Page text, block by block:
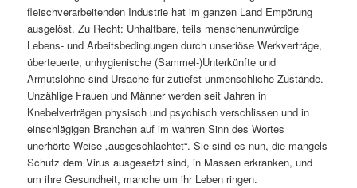
fleischverarbeitenden Industrie hat im ganzen Land Empörung
ausgelöst. Zu Recht: Unhaltbare, teils menschenunwürdige
Lebens- und Arbeitsbedingungen durch unseriöse Werkverträge,
überteuerte, unhygienische (Sammel-)Unterkünfte und
Armutslöhne sind Ursache für zutiefst unmenschliche Zustände.
Unzählige Frauen und Männer werden seit Jahren in
Knebelverträgen physisch und psychisch verschlissen und in
einschlägigen Branchen auf im wahren Sinn des Wortes
unerhörte Weise „ausgeschlachtet“. Sie sind es nun, die mangels
Schutz dem Virus ausgesetzt sind, in Massen erkranken, und
um ihre Gesundheit, manche um ihr Leben ringen.